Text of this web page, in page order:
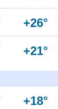
+26°
+21°
+18°